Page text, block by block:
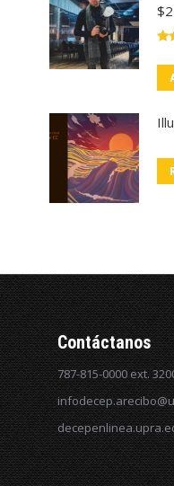
$
Contáctanos
787-815-0000 ext.